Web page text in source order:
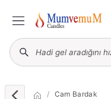
Cam Bardak